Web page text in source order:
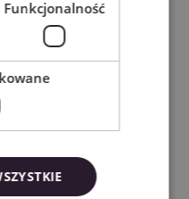
narzędzie do
& Cut, które oferuje
precyzyjnych,
Funkcjonalność